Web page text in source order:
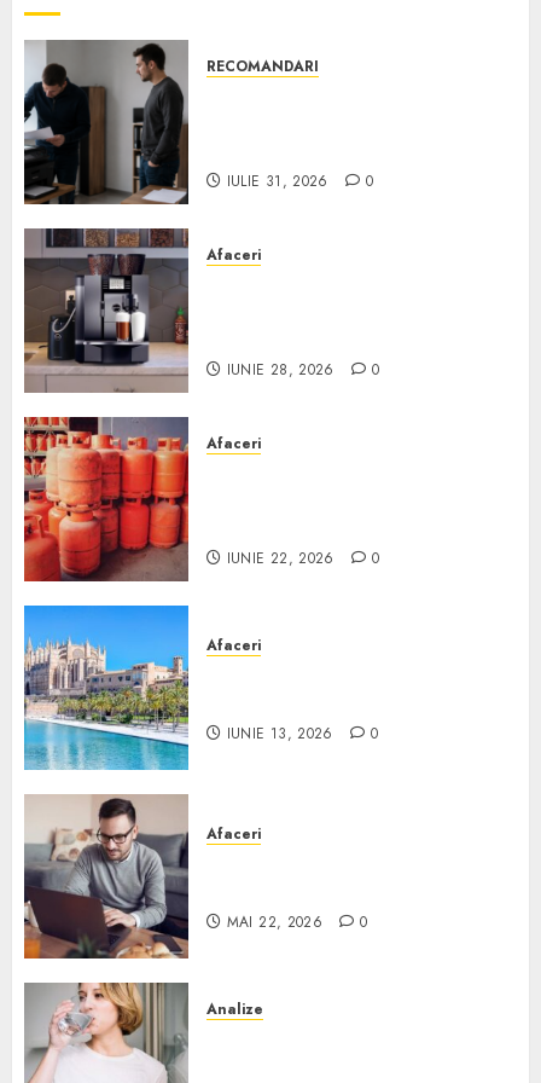
RECOMANDARI
IULIE 31, 2026 0
Afaceri
IUNIE 28, 2026 0
Afaceri
IUNIE 22, 2026 0
Afaceri
IUNIE 13, 2026 0
Afaceri
MAI 22, 2026 0
Analize